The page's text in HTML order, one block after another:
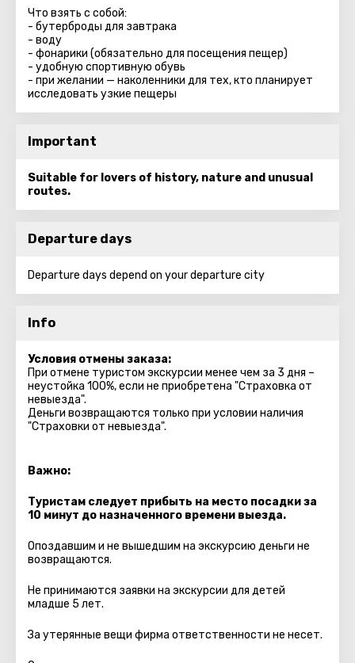
Что взять с собой:
- бутерброды для завтрака
- воду
- фонарики (обязательно для посещения пещер)
- удобную спортивную обувь
- при желании — наколенники для тех, кто планирует
исследовать узкие пещеры
Important
Suitable for lovers of history, nature and unusual
routes.
Departure days
Departure days depend on your departure city
Info
Условия отмены заказа:
При отмене туристом экскурсии менее чем за 3 дня –
неустойка 100%, если не приобретена "Страховка от
невыезда".
Деньги возвращаются только при условии наличия
"Страховки от невыезда".
Важно:
Туристам следует прибыть на место посадки за
10 минут до назначенного времени выезда.
Опоздавшим и не вышедшим на экскурсию деньги не
возвращаются.
Не принимаются заявки на экскурсии для детей
младше 5 лет.
За утерянные вещи фирма ответственности не несет.